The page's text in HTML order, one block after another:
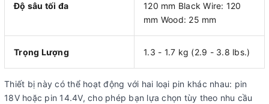
Độ sâu tối đa
120 mm Black Wire: 120
mm Wood: 25 mm
Trọng Lượng 1.3 - 1.7 kg (2.9 - 3.8 lbs.)
Thiết bị này có thể hoạt động với hai loại pin khác nhau: pin
18V hoặc pin 14.4V, cho phép bạn lựa chọn tùy theo nhu cầu